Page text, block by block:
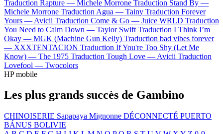
Traduction Rapture — Michele Morrone Traduction Stand By —
Michele Morrone Traduction Agua — Tainy Traduction Forever
Yours — Avicii Traduction Come & Go — Juice WRLD Traduction
You Need to Calm Down — Taylor Swift Traduction I Think I’m
Okay — MGK (Machine Gun Kelly) Traduction bad vibes forever
— XXXTENTACION Traduction If You're Too Shy (Let Me
Know) — The 1975 Traduction Tough Love — Avicii Traduction
Lovefool — Twocolors
HP mobile
Les plus grands succès de Gambino
CHINOISERIE Sapapaya Mignonne DÉCONNECTÉ PUERTO
BÁNUS BOLIVIE